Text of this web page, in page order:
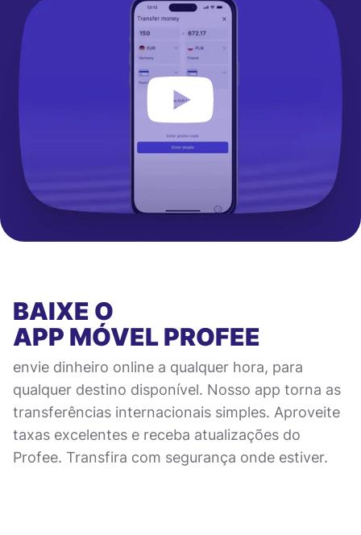
BAIXE O
APP MÓVELPROFEE
envie dinheiro online a qualquer hora, para
qualquer destino disponível. Nosso app torna as
transferências internacionais simples. Aproveite
taxas excelentes e receba atualizações do
Profee. Transfira com segurança onde estiver.